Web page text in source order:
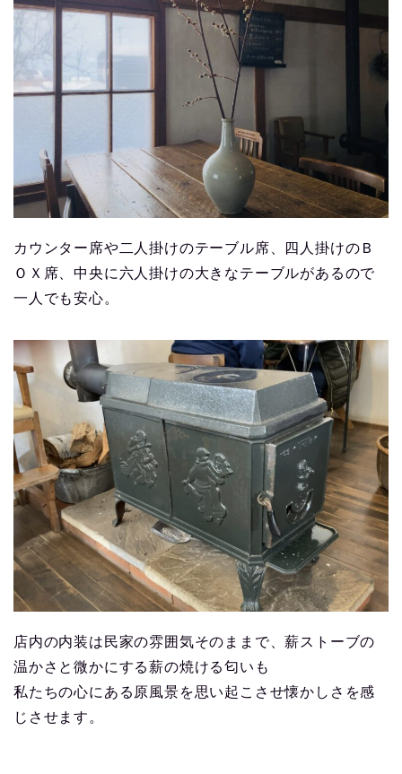
カウンター席や二人掛けのテーブル席、四人掛けのＢ
ＯＸ席、中央に六人掛けの大きなテーブルがあるので
一人でも安心。
店内の内装は民家の雰囲気そのままで、薪ストーブの
温かさと微かにする薪の焼ける匂いも
私たちの心にある原風景を思い起こさせ懐かしさを感
じさせます。